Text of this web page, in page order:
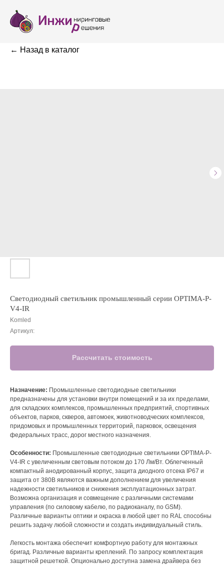
← Назад в каталог
Светодиодный светильник промышленный серии OPTIMA-P-
V4-IR
Komled
Артикул:
Рассчитать стоимость
Назначение: Промышленные светодиодные светильники
предназначены для установки внутри помещений и за их пределами,
для складских комплексов, промышленных предприятий, спортивных
объектов, парков, скверов, автомоек, животноводческих комплексов,
придомовых и промышленных территорий, парковок, освещения
федеральных трасс, дорог местного назначения.
Особенности: Промышленные светодиодные светильники OPTIMA-P-
V4-IR с увеличенным световым потоком до 170 Лм/Вт. Облегченный
компактный анодированный корпус, защита диодного отсека IP67 и
защита от 380В являются важным дополнением для увеличения
надежности светильников и снижения эксплуатационных затрат.
Возможна организация и совмещение с различными системами
управления (по силовому кабелю, по радиоканалу, по GSM).
Различные варианты оптики и окраска в любой цвет по RAL способны
решить задачу любой сложности и создать индивидуальный стиль.
Легкость монтажа обеспечит комфортную работу для монтажных
бригад. Различные варианты креплений. По запросу комплектация
защитной решеткой. Опционально доступна замена драйвера без